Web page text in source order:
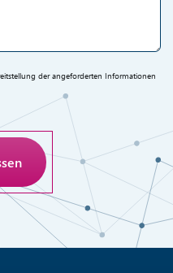
der angeforderten Informationen